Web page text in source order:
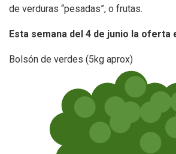
de verduras “pesadas”, o frutas.
Esta semana del 4 de junio la oferta
Bolsón de verdes (5kg aprox)